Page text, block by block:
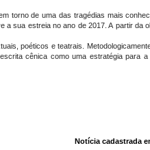
torno de uma das tragédias mais
a sua estreia no ano de 2017. A partir da
poéticos e teatrais.
cênica como uma estratégia para
Notícia cadastrada